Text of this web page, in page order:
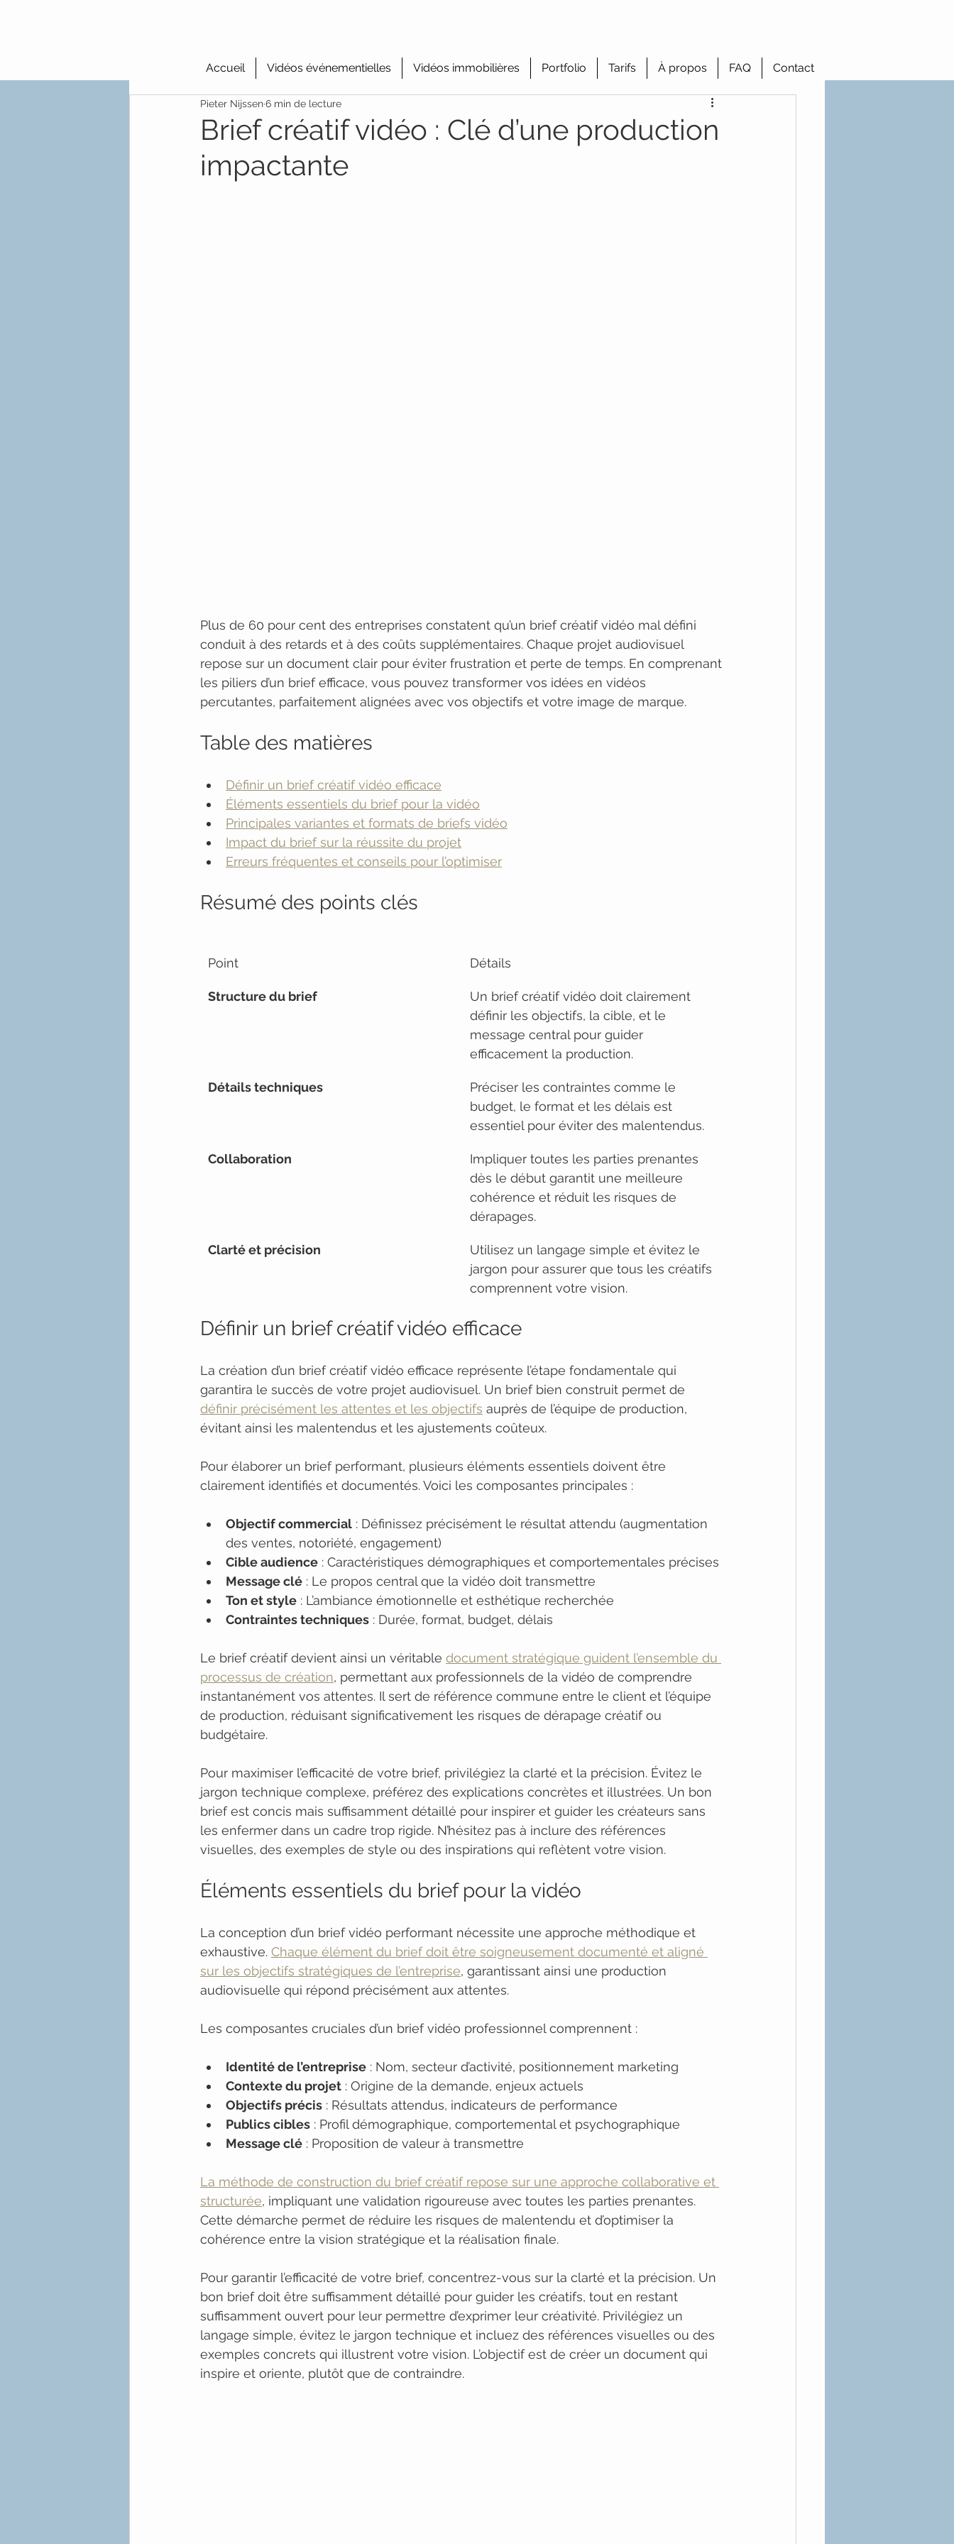
Accueil Vidéos événementielles Vidéos immobilières Portfolio Tarifs À propos FAQ Contact
Brief créatif vidéo : Clé d’une production
impactante
Pieter Nijssen6 min de lecture
Plus de 60 pour cent des entreprises constatent qu’un brief créatif vidéo mal défini
conduit à des retards et à des coûts supplémentaires. Chaque projet audiovisuel
repose sur un document clair pour éviter frustration et perte de temps. En comprenant
les piliers d’un brief efficace, vous pouvez transformer vos idées en vidéos
percutantes, parfaitement alignées avec vos objectifs et votre image de marque.
Table des matières
Définir un brief créatif vidéo efficace
Éléments essentiels du brief pour la vidéo
Principales variantes et formats de briefs vidéo
Impact du brief sur la réussite du projet
Erreurs fréquentes et conseils pour l’optimiser
Résumé des points clés
Point Détails
Structure du brief
Un brief créatif vidéo doit clairement
définir les objectifs, la cible, et le
message central pour guider
efficacement la production.
Détails techniques
Préciser les contraintes comme le
budget, le format et les délais est
essentiel pour éviter des malentendus.
Collaboration
Impliquer toutes les parties prenantes
dès le début garantit une meilleure
cohérence et réduit les risques de
dérapages.
Clarté et précision
Utilisez un langage simple et évitez le
jargon pour assurer que tous les créatifs
comprennent votre vision.
Définir un brief créatif vidéo efficace
La création d’un brief créatif vidéo efficace représente l’étape fondamentale qui
garantira le succès de votre projet audiovisuel. Un brief bien construit permet de
définir précisément les attentes et les objectifs auprès de l’équipe de production,
évitant ainsi les malentendus et les ajustements coûteux.
Pour élaborer un brief performant, plusieurs éléments essentiels doivent être
clairement identifiés et documentés. Voici les composantes principales :
Objectif commercial : Définissez précisément le résultat attendu (augmentation
des ventes, notoriété, engagement)
Cible audience : Caractéristiques démographiques et comportementales précises
Message clé : Le propos central que la vidéo doit transmettre
Ton et style : L’ambiance émotionnelle et esthétique recherchée
Contraintes techniques : Durée, format, budget, délais
Le brief créatif devient ainsi un véritable document stratégique guident l’ensemble du
processus de création, permettant aux professionnels de la vidéo de comprendre
instantanément vos attentes. Il sert de référence commune entre le client et l’équipe
de production, réduisant significativement les risques de dérapage créatif ou
budgétaire.
Pour maximiser l’efficacité de votre brief, privilégiez la clarté et la précision. Évitez le
jargon technique complexe, préférez des explications concrètes et illustrées. Un bon
brief est concis mais suffisamment détaillé pour inspirer et guider les créateurs sans
les enfermer dans un cadre trop rigide. N’hésitez pas à inclure des références
visuelles, des exemples de style ou des inspirations qui reflètent votre vision.
Éléments essentiels du brief pour la vidéo
La conception d’un brief vidéo performant nécessite une approche méthodique et
exhaustive. Chaque élément du brief doit être soigneusement documenté et aligné
sur les objectifs stratégiques de l’entreprise, garantissant ainsi une production
audiovisuelle qui répond précisément aux attentes.
Les composantes cruciales d’un brief vidéo professionnel comprennent :
Identité de l’entreprise : Nom, secteur d’activité, positionnement marketing
Contexte du projet : Origine de la demande, enjeux actuels
Objectifs précis : Résultats attendus, indicateurs de performance
Publics cibles : Profil démographique, comportemental et psychographique
Message clé : Proposition de valeur à transmettre
La méthode de construction du brief créatif repose sur une approche collaborative et
structurée, impliquant une validation rigoureuse avec toutes les parties prenantes.
Cette démarche permet de réduire les risques de malentendu et d’optimiser la
cohérence entre la vision stratégique et la réalisation finale.
Pour garantir l’efficacité de votre brief, concentrez-vous sur la clarté et la précision. Un
bon brief doit être suffisamment détaillé pour guider les créatifs, tout en restant
suffisamment ouvert pour leur permettre d’exprimer leur créativité. Privilégiez un
langage simple, évitez le jargon technique et incluez des références visuelles ou des
exemples concrets qui illustrent votre vision. L’objectif est de créer un document qui
inspire et oriente, plutôt que de contraindre.